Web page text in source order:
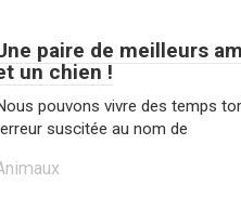
paire de meilleurs
un chien !
pouvons vivre des temps
suscitée au nom de